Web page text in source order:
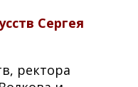
Сергея
ректора